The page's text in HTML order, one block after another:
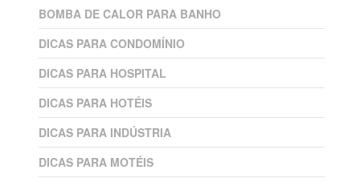
BOMBA DE CALOR PARA BANHO
DICAS PARA CONDOMÍNIO
DICAS PARA HOSPITAL
DICAS PARA HOTÉIS
DICAS PARA INDÚSTRIA
DICAS PARA MOTÉIS